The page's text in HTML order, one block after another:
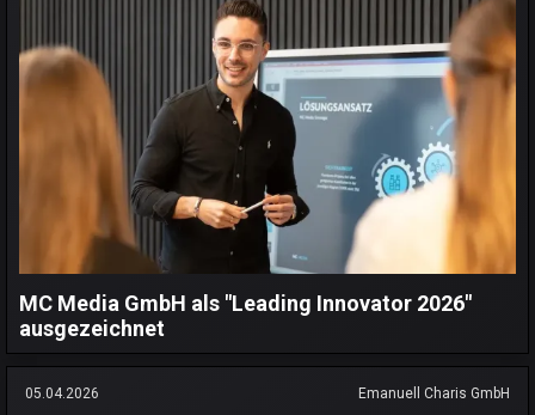
MC Media GmbH als "Leading Innovator 2026"
ausgezeichnet
05.04.2026 Emanuell Charis GmbH